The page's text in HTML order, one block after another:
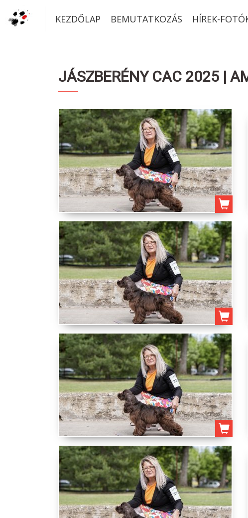
KEZDŐLAP BEMUTATKOZÁS HÍREK-
JÁSZBERÉNY CAC 2025 |